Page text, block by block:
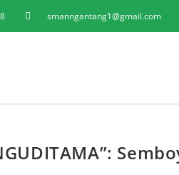
smanngantang1@gmail.com